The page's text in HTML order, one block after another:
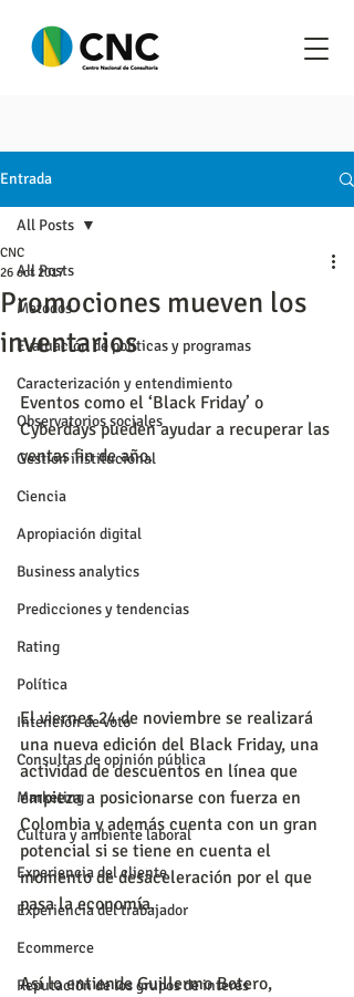
Entrada
All Posts
Metodos
Evaluación de políticas y programas
Caracterización y entendimiento
Observatorios sociales
Gestión institucional
Ciencia
Apropiación digital
Business analytics
Predicciones y tendencias
Rating
Política
Intención de voto
Consultas de opinión pública
Marketing
Cultura y ambiente laboral
Experiencia del cliente
Experiencia del trabajador
Ecommerce
Reputación de los grupos de interés
All Posts
Promociones mueven los
inventarios
CNC
26 oct 2017
Eventos como el ‘Black Friday’ o
Cyberdays pueden ayudar a recuperar las
ventas fin de año.
El viernes 24 de noviembre se realizará
una nueva edición del Black Friday, una
actividad de descuentos en línea que
empieza a posicionarse con fuerza en
Colombia y además cuenta con un gran
potencial si se tiene en cuenta el
momento de desaceleración por el que
pasa la economía.
Así lo entiende Guillermo Botero,